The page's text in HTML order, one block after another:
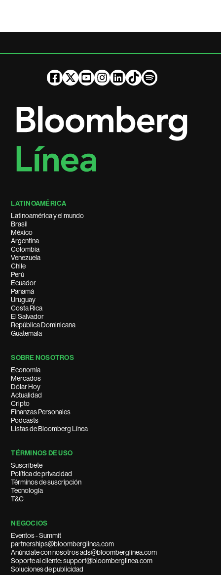
LATINOAMÉRICA
Latinoamérica y el mundo
Brasil
México
Argentina
Colombia
Venezuela
Chile
Perú
Ecuador
Panamá
Uruguay
Costa Rica
El Salvador
República Dominicana
Guatemala
SOBRE NOSOTROS
Economía
Mercados
Dólar Hoy
Actualidad
Cripto
Finanzas Personales
Podcasts
Listas de Bloomberg Línea
TÉRMINOS DE USO
Suscríbete
Política de privacidad
Términos de suscripción
Tecnología
T&C
NEGOCIOS
Eventos - Summit
partnerships@bloomberglinea.com
Anúnciate con nosotros ads@bloomberglinea.com
Soporte al cliente: support@bloomberglinea.com
Soluciones de publicidad